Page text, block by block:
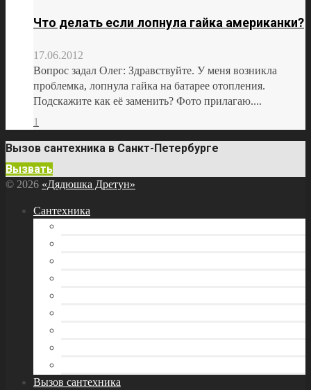
Что делать если лопнула гайка американки?
17.06.2012
Вопрос задал Олег: Здравствуйте. У меня возникла
проблемка, лопнула гайка на батарее отопления.
Подскажите как её заменить? Фото прилагаю....
1
Вызов сантехника в Санкт-Петербурге
Вызвать
© 2026 «Дядюшка Дретун»
Сантехника
Вызов сантехника